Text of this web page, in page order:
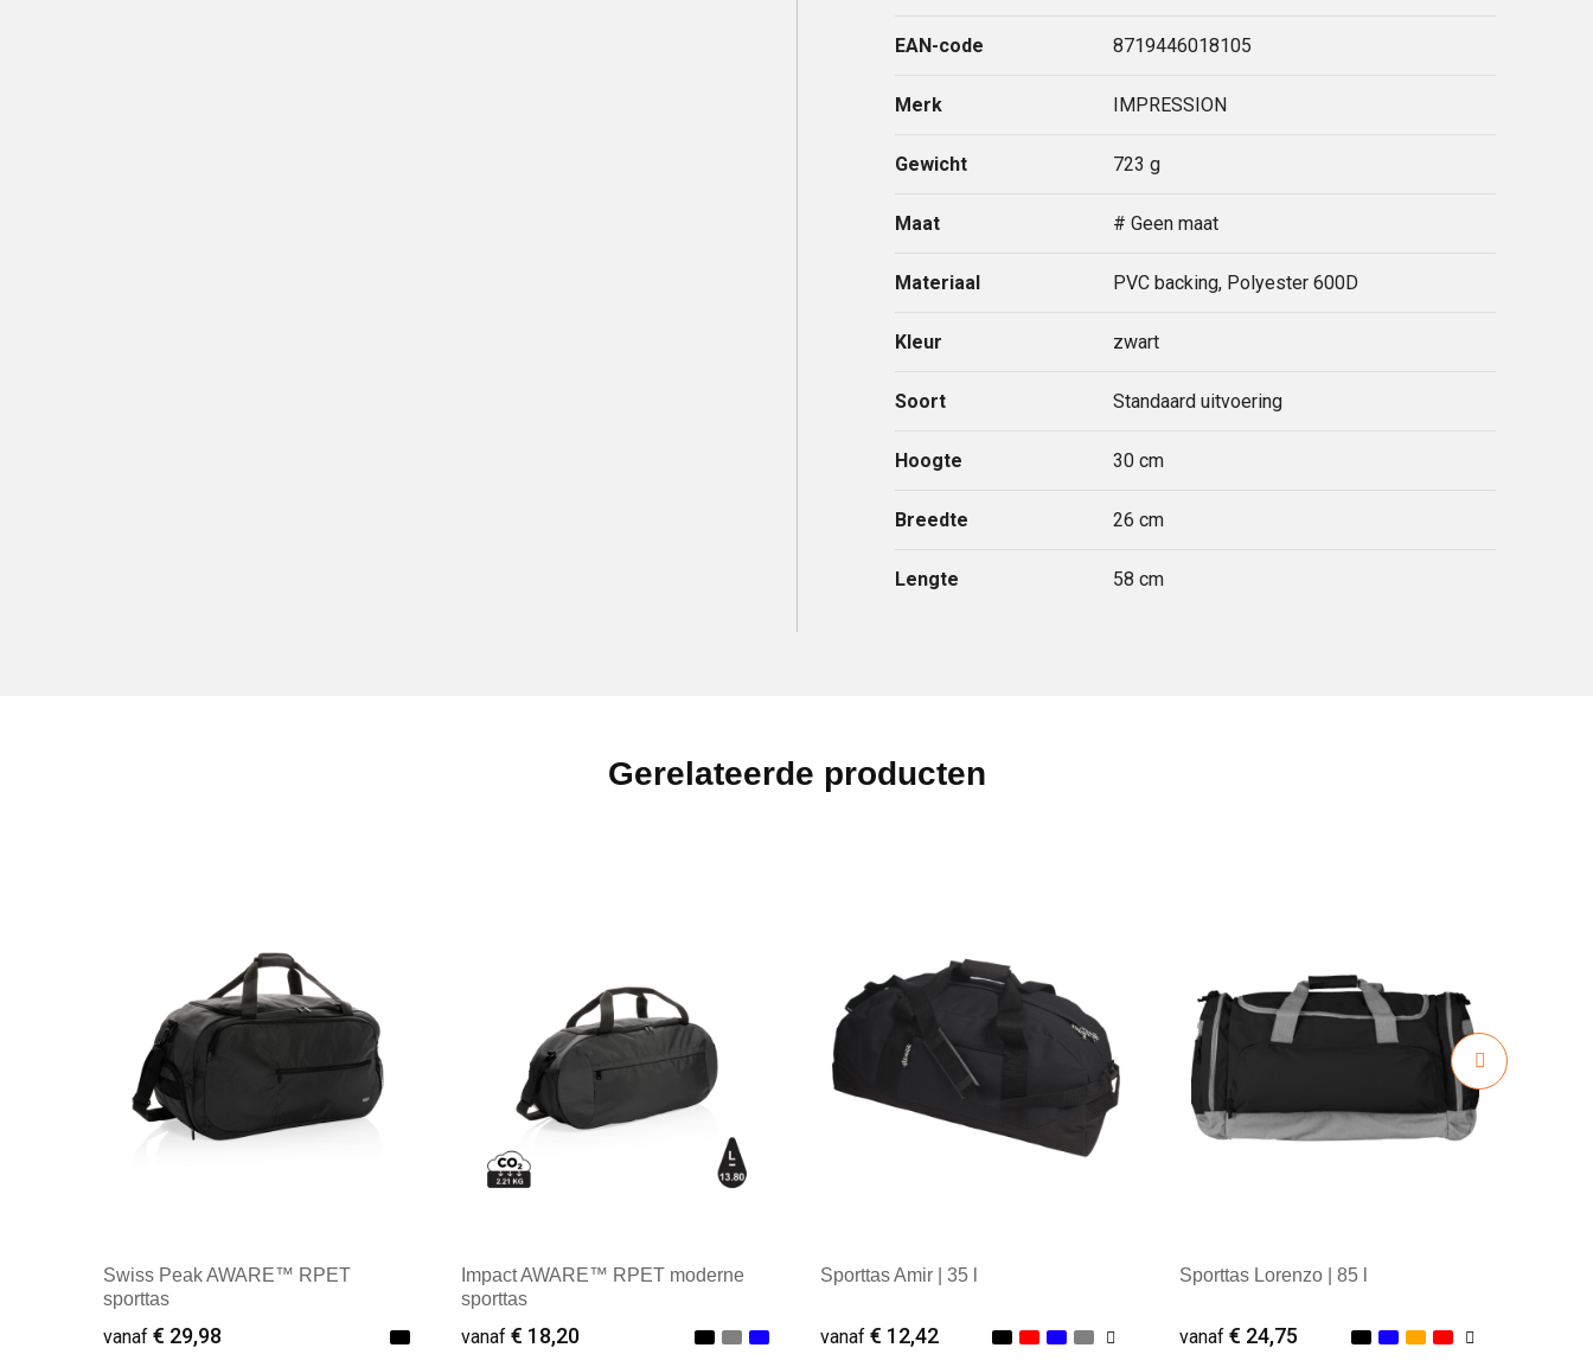
EAN-code 8719446018105
Merk IMPRESSION
Gewicht 723 g
Maat # Geen maat
Materiaal PVC backing, Polyester 600D
Kleur zwart
Soort Standaard uitvoering
Hoogte 30 cm
Breedte 26 cm
Lengte 58 cm
Gerelateerde producten
Swiss Peak AWARE™ RPET
sporttas
vanaf € 29,98
Impact AWARE™ RPET moderne
sporttas
vanaf€ 18,20
Sporttas Amir | 35 l
vanaf € 12,42
Sporttas Lorenzo | 85 l
vanaf € 24,75